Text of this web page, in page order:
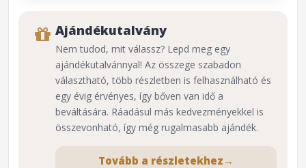
Ajándékutalvány
Nem tudod, mit válassz? Lepd meg egy
ajándékutalvánnyal! Az összege szabadon
választható, több részletben is felhasználható és
egy évig érvényes, így bőven van idő a
beváltására. Ráadásul más kedvezményekkel is
összevonható, így még rugalmasabb ajándék.
Tovább a részletekhez →